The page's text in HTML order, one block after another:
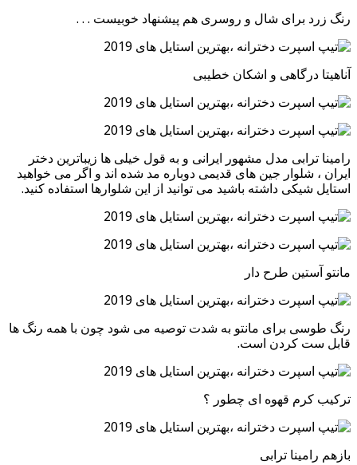
رنگ زرد برای شال و روسری هم پیشنهاد خوبیست . . .
آناهیتا درگاهی و اشکان خطیبی
رامینا ترابی مدل مشهور ایرانی و به قول خیلی ها زیباترین دختر
ایران ، شلوار جین های قدیمی دوباره مد شده اند و اگر می خواهید
استایل شیکی داشته باشید می توانید از این شلوارها استفاده کنید.
مانتو آستین طرح دار
رنگ طوسی برای مانتو به شدت توصیه می شود چون با همه رنگ ها
قابل ست کردن است.
ترکیب کرم قهوه ای چطور ؟
بازهم رامینا ترابی